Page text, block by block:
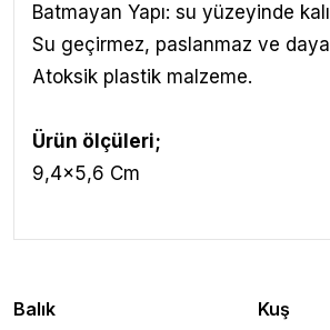
Batmayan Yapı: su yüzeyinde
Su geçirmez, paslanmaz ve
Atoksik plastik malzeme.
Ürün ölçüleri;
9,4x5,6 Cm
Balık Kuş